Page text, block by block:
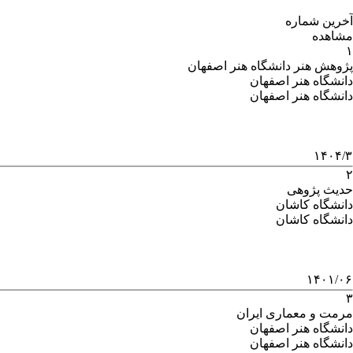
آخرین شماره
مشاهده
۱
پژوهش هنر دانشگاه هنر اصفهان
دانشگاه هنر اصفهان
دانشگاه هنر اصفهان
۱۴۰۴/۳
۲
حدیث پژوهی
دانشگاه کاشان
دانشگاه کاشان
۱۴۰۱/۰۶
۳
مرمت و معماری ایران
دانشگاه هنر اصفهان
دانشگاه هنر اصفهان